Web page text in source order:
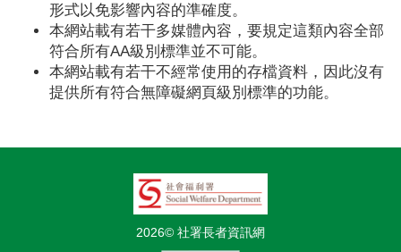
形式以免影響內容的準確度。
本網站載有若干多媒體內容，要規定這類內容全部
符合所有AA級別標準並不可能。
本網站載有若干不經常使用的存檔資料，因此沒有
提供所有符合無障礙網頁級別標準的功能。
2026© 社署長者資訊網